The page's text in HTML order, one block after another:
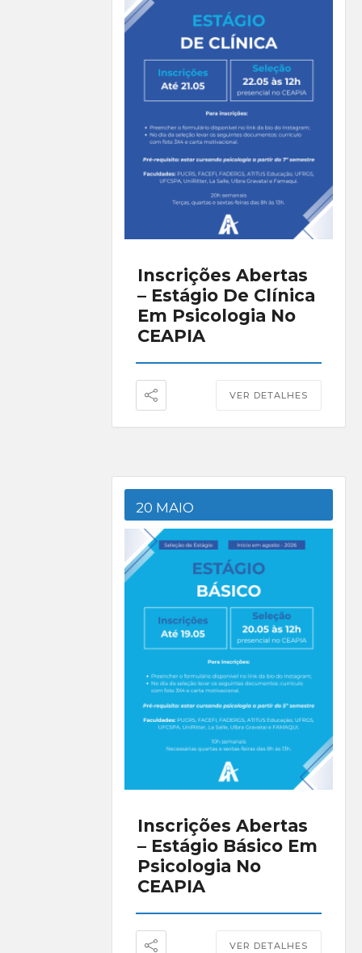
Inscrições Abertas
– Estágio De Clínica
Em Psicologia No
CEAPIA
VER DETALHES
20 MAIO
Inscrições Abertas
– Estágio Básico Em
Psicologia No
CEAPIA
VER DETALHES